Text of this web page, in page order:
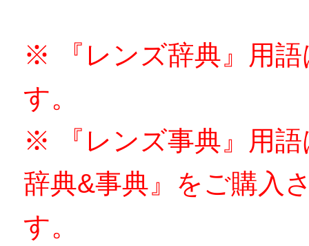
※ 『レンズ辞典』用
す。
※ 『レンズ事典』用
辞典&事典』をご購入
す。